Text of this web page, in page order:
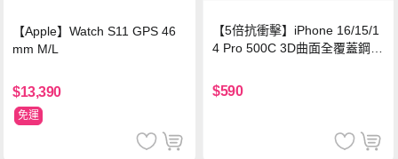
【Apple】Watch S11 GPS 46
mm M/L
$13,390
免運
【5倍抗衝擊】iPhone 16/15/1
4 Pro 500C 3D曲面全覆蓋鋼化
保護貼
$590